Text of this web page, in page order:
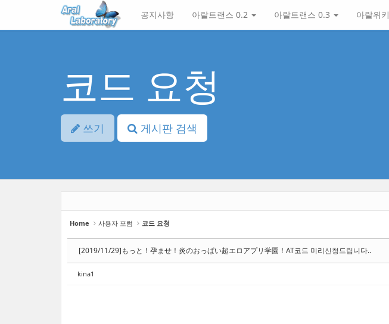
바
메
뉴
토
공지사항 아랄트랜스 0.2 아랄트랜스 0.3 아랄위키
코드 요청
쓰기 게시판 검색
Home 사용자 포럼 코드 요청
[2019/11/29]もっと！孕ませ！炎のおっぱい超エロアプリ学園！AT코드 미리신청드립니다..
kina1